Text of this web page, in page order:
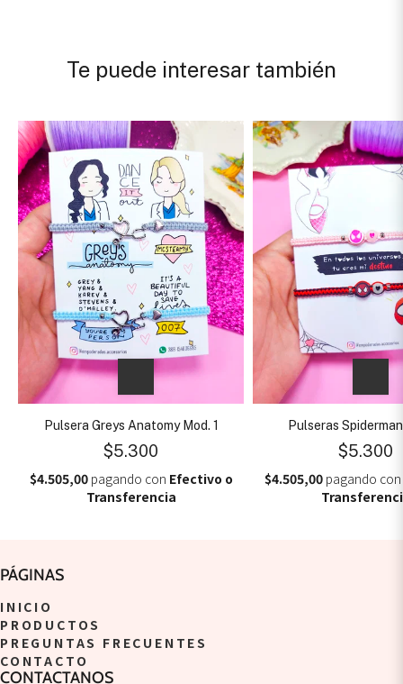
Te puede interesar también
Pulsera Greys Anatomy Mod. 1
$5.300
$4.505,00pagando con Efectivo o
Transferencia
Pulseras
$5.300
$4.505,00pagando con
PÁGINAS
INICIO
PRODUCTOS
PREGUNTAS FRECUENTES
CONTACTO
CONTACTANOS